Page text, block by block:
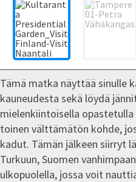
Tämä matka näyttää sinulle
kauneudesta sekä löydä
mielenkiintoisella
toinen välttämätön kohde,
kadut. Tämän jälkeen siirryt
Turkuun, Suomen
ulkopuolella, jossa voit